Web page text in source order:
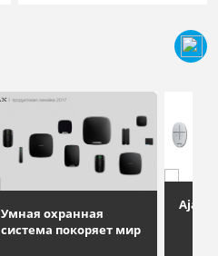
Умная охранная
система покоряет мир
Ajax